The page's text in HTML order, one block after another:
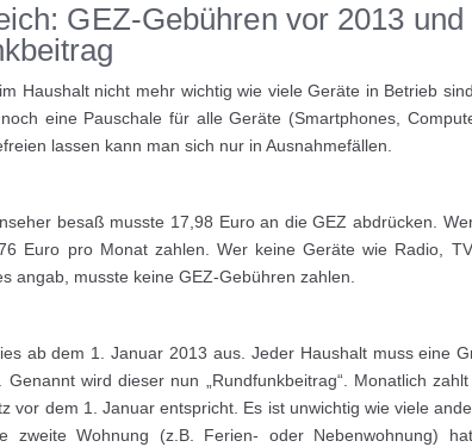
GEZ-Gebühren vor 2013 und
Haushalt nicht mehr wichtig wie viele Geräte in Betrieb
eine Pauschale für alle Geräte (Smartphones,
lassen kann man sich nur in Ausnahmefällen.
besaß musste 17,98 Euro an die GEZ abdrücken.
Euro pro Monat zahlen. Wer keine Geräte wie Radio,
angab, musste keine GEZ-Gebühren zahlen.
ab dem 1. Januar 2013 aus. Jeder Haushalt muss eine
Genannt wird dieser nun „Rundfunkbeitrag“. Monatlich
vor dem 1. Januar entspricht. Es ist unwichtig wie viele
zweite Wohnung (z.B. Ferien- oder Nebenwohnung)